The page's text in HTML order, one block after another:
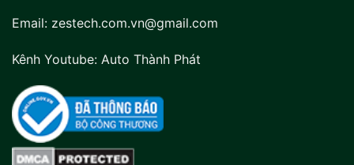
Email: zestech.com.vn@gmail.com
Kênh Youtube: Auto Thành Phát